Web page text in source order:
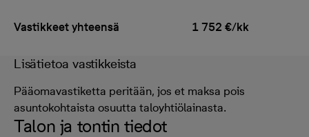
Vastikkeet yhteensä 1 752 €/kk
Lisätietoa vastikkeista
Pääomavastiketta peritään, jos et maksa pois
asuntokohtaista osuutta taloyhtiölainasta.
Talon ja tontin tiedot